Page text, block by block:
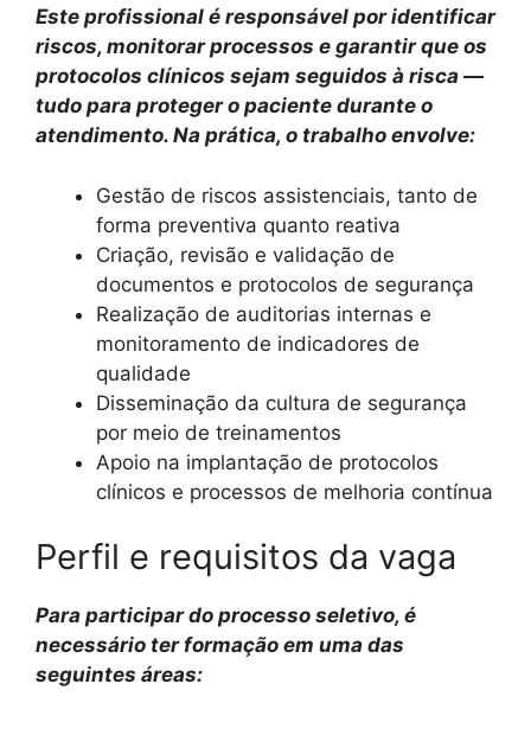
Este profissional é responsável por identificar
riscos, monitorar processos e garantir que os
protocolos clínicos sejam seguidos à risca —
tudo para proteger o paciente durante o
atendimento. Na prática, o trabalho envolve:
Gestão de riscos assistenciais, tanto de
forma preventiva quanto reativa
Criação, revisão e validação de
documentos e protocolos de segurança
Realização de auditorias internas e
monitoramento de indicadores de
qualidade
Disseminação da cultura de segurança
por meio de treinamentos
Apoio na implantação de protocolos
clínicos e processos de melhoria contínua
Perfil e requisitos da vaga
Para participar do processo seletivo, é
necessário ter formação em uma das
seguintes áreas: